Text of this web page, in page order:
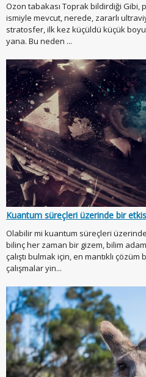
Ozon tabakası Toprak bildirdiği Gibi,
ismiyle mevcut, nerede, zararlı
stratosfer, ilk kez küçüldü küçük
yana. Bu neden ...
Kuantum süreçleri üzerinde bir
Olabilir mi kuantum süreçleri
bilinç her zaman bir gizem, bilim
çalıştı bulmak için, en mantıklı
çalışmalar yin...